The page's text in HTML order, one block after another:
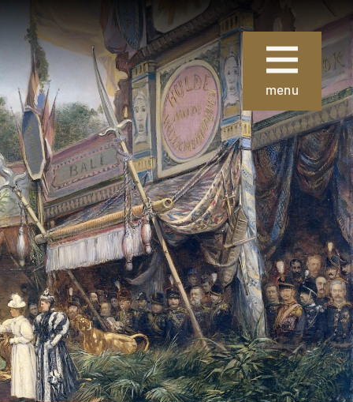
menu
collectie
collectie
kunst
en
Over Museum
Gouda
Organisatie
Steun ons
Nieuws
Verhuur
Contact